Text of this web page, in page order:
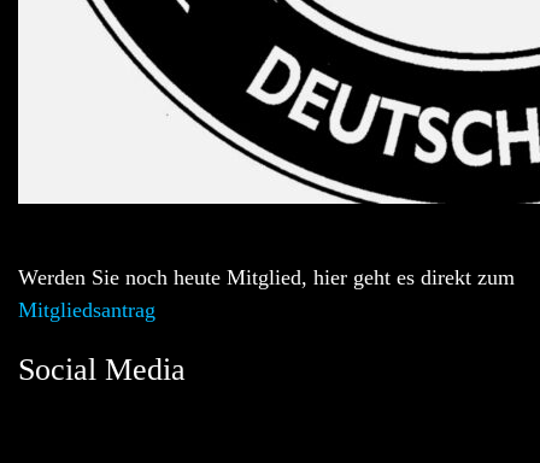
Werden Sie noch heute Mitglied, hier geht es direkt zum
Mitgliedsantrag
Social Media